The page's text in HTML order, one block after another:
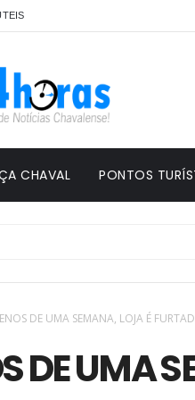
CHAVAL PONTOS
DE UMA SEMANA, LOJA É
DE UMA